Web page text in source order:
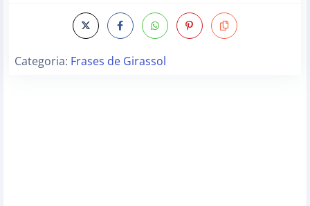
Categoria: Frases de Girassol